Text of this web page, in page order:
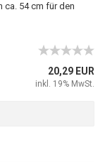
ca. 54 cm für den
20,29 EUR
inkl. 19% MwSt.